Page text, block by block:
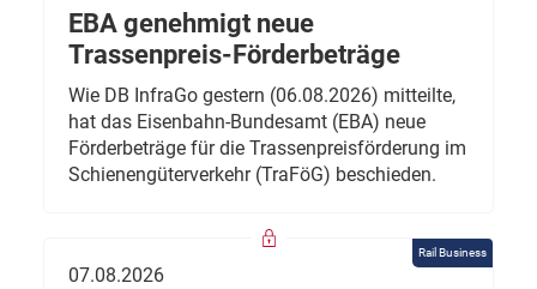
EBA genehmigt neue
Trassenpreis-Förderbeträge
Wie DB InfraGo gestern (06.08.2026) mitteilte,
hat das Eisenbahn-Bundesamt (EBA) neue
Förderbeträge für die Trassenpreisförderung im
Schienengüterverkehr (TraFöG) beschieden.
Rail Business
07.08.2026